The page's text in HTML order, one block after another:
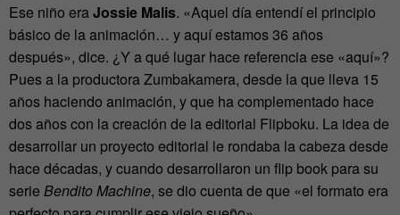
Ese niño eraJossie Malis. «Aquel día entendí el principio
básico de la animación… y aquí estamos 36 años
después», dice. ¿Y a qué lugar hace referencia ese «aquí»?
Pues a la productora Zumbakamera, desde la que lleva 15
años haciendo animación, y que ha complementado hace
dos años con la creación de la editorial Flipboku. La idea de
desarrollar un proyecto editorial le rondaba la cabeza desde
hace décadas, y cuando desarrollaron un flip book para su
serie Bendito Machine, se dio cuenta de que «el formato era